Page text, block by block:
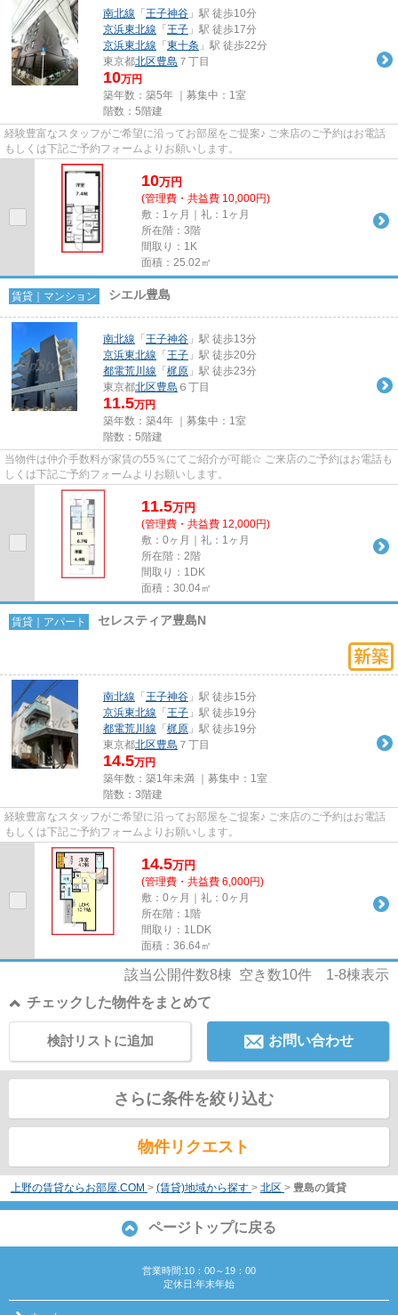
南北線 「 王子神谷 」駅 徒歩10分
京浜東北線 「 王子 」駅 徒歩17分
京浜東北線 「 東十条 」駅 徒歩22分
東京都北区豊島 ７丁目
10万円
築年数：築5年 ｜募集中： 1室
階数：5階建
経験豊富なスタッフがご希望に沿ってお部屋をご提案♪ ご来店のご予約はお電話
もしくは下記ご予約フォームよりお願いします。
10万円
(管理費・共益費 10,000円)
敷：1ヶ月｜礼：1ヶ月
所在階：3階
間取り：1K
面積：25.02㎡
賃貸｜マンション シエル豊島
南北線 「 王子神谷 」駅 徒歩13分
京浜東北線 「 王子 」駅 徒歩20分
都電荒川線 「 梶原 」駅 徒歩23分
東京都北区豊島 ６丁目
11.5万円
築年数：築4年 ｜募集中： 1室
階数：5階建
当物件は仲介手数料が家賃の55％にてご紹介が可能☆ ご来店のご予約はお電話も
しくは下記ご予約フォームよりお願いします。
11.5万円
(管理費・共益費 12,000円)
敷：0ヶ月｜礼：1ヶ月
所在階：2階
間取り：1DK
面積：30.04㎡
賃貸｜アパート セレスティア豊島N
南北線 「 王子神谷 」駅 徒歩15分
京浜東北線 「 王子 」駅 徒歩19分
都電荒川線 「 梶原 」駅 徒歩19分
東京都北区豊島 ７丁目
14.5万円
築年数：築1年未満 ｜募集中： 1室
階数：3階建
経験豊富なスタッフがご希望に沿ってお部屋をご提案♪ ご来店のご予約はお電話
もしくは下記ご予約フォームよりお願いします。
14.5万円
(管理費・共益費 6,000円)
敷：0ヶ月｜礼：0ヶ月
所在階：1階
間取り：1LDK
面積：36.64㎡
該当公開件数8棟 空き数10件 1-8棟表示
チェックした物件をまとめて
お問い合わせ
検討リストに追加
さらに条件を絞り込む
物件リクエスト
上野の賃貸ならお部屋.COM > (賃貸)地域から探す > 北区 > 豊島の賃貸
ページトップに戻る
営業時間:10：00～19：00
定休日:年末年始